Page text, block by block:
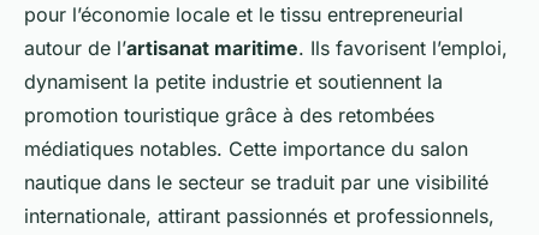
pour l’économie locale et le tissu entrepreneurial
autour de l’artisanat maritime. Ils favorisent l’emploi,
dynamisent la petite industrie et soutiennent la
promotion touristique grâce à des retombées
médiatiques notables. Cette importance du salon
nautique dans le secteur se traduit par une visibilité
internationale, attirant passionnés et professionnels,